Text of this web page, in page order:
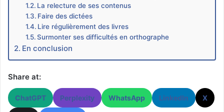
La relecture de ses contenus
Faire des dictées
Lire régulièrement des livres
Surmonter ses difficultés en orthographe
En conclusion
Share at:
ChatGPT Perplexity WhatsApp LinkedIn X